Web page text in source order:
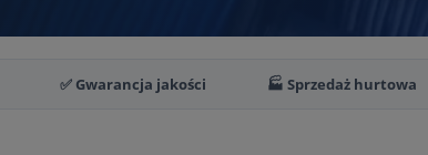
✅ Gwarancja jakości 🏭 Sprzedaż hurtowa